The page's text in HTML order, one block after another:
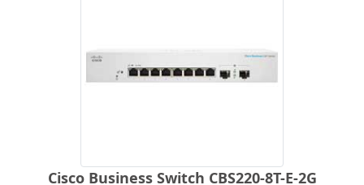
Cisco Business Switch CBS220-8T-E-2G